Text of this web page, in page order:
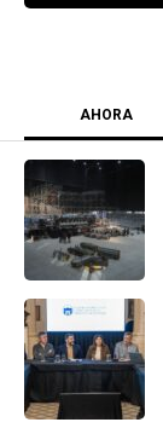
AHORA